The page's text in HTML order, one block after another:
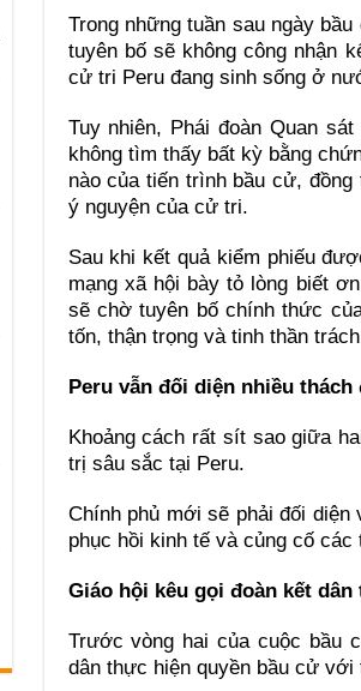
Trong những tuần sau ngày
tuyên bố sẽ không công nhận
cử tri Peru đang sinh sống ở
Tuy nhiên, Phái đoàn Quan
không tìm thấy bất kỳ bằng
nào của tiến trình bầu cử,
ý nguyện của cử tri.
Sau khi kết quả kiểm phiếu
mạng xã hội bày tỏ lòng biết
sẽ chờ tuyên bố chính thức
tốn, thận trọng và tinh thần trách
Peru vẫn đối diện nhiều thách
Khoảng cách rất sít sao giữa
trị sâu sắc tại Peru.
Chính phủ mới sẽ phải đối
phục hồi kinh tế và củng cố
Giáo hội kêu gọi đoàn kết dân
Trước vòng hai của cuộc bầu
dân thực hiện quyền bầu cử